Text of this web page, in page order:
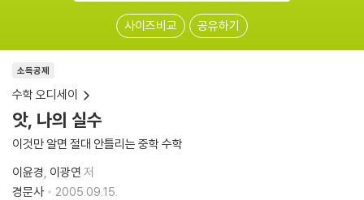
사이즈비교 공유하기
소득공제
수학 오디세이
앗, 나의 실수
이것만 알면 절대 안틀리는 중학 수학
이윤경 이광연 저
경문사
2005.09.15.